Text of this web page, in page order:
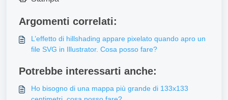
Argomenti correlati:
L’effetto di hillshading appare pixelato quando apro un
file SVG in Illustrator. Cosa posso fare?
Potrebbe interessarti anche:
Ho bisogno di una mappa più grande di 133x133